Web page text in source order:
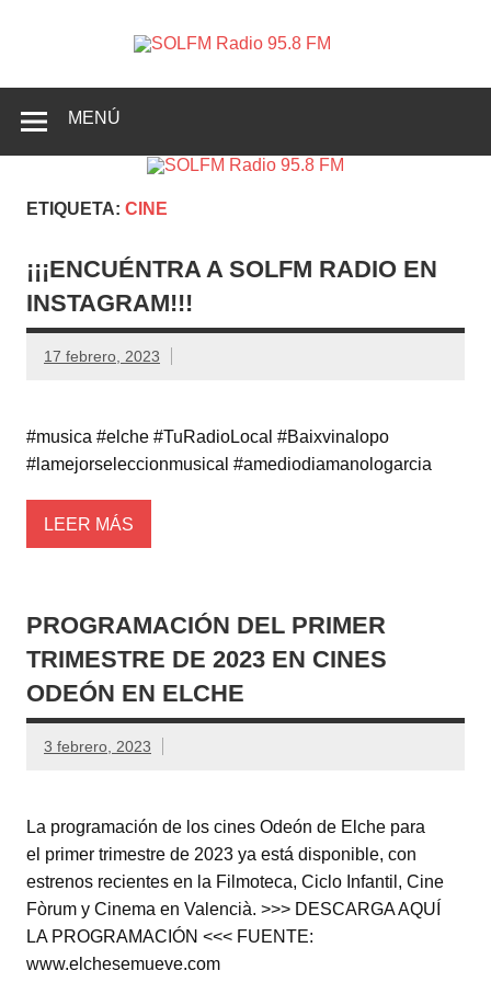
Radio
Crevillente, Radio en Vega Baja y Radio en el Medio
MENÚ
ETIQUETA: CINE
¡¡¡ENCUÉNTRA A SOLFM RADIO EN
INSTAGRAM!!!
17 febrero, 2023
#musica #elche #TuRadioLocal #Baixvinalopo
#lamejorseleccionmusical #amediodiamanologarcia
LEER MÁS
PROGRAMACIÓN DEL PRIMER
TRIMESTRE DE 2023 EN CINES
ODEÓN EN ELCHE
3 febrero, 2023
La programación de los cines Odeón de Elche para
el primer trimestre de 2023 ya está disponible, con
estrenos recientes en la Filmoteca, Ciclo Infantil, Cine
Fòrum y Cinema en Valencià. >>> DESCARGA AQUÍ
LA PROGRAMACIÓN <<< FUENTE:
www.elchesemueve.com